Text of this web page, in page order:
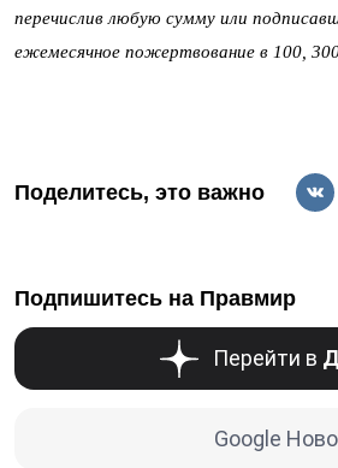
перечислив любую сумму или
ежемесячное пожертвование в 100,
Поделитесь, это важно
Подпишитесь на Правмир
Перейти в
Google